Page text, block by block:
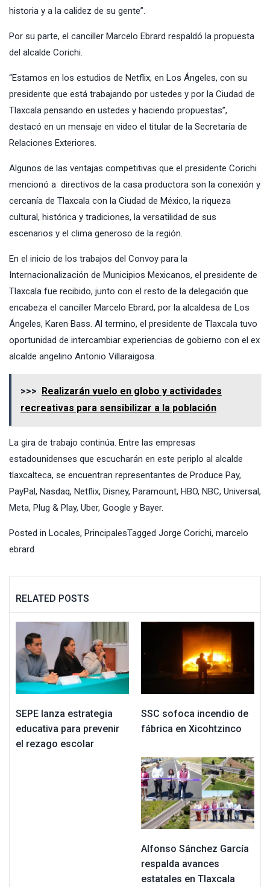
historia y a la calidez de su gente”.
Por su parte, el canciller Marcelo Ebrard respaldó la propuesta
del alcalde Corichi.
“Estamos en los estudios de Netflix, en Los Ángeles, con su
presidente que está trabajando por ustedes y por la Ciudad de
Tlaxcala pensando en ustedes y haciendo propuestas”,
destacó en un mensaje en video el titular de la Secretaría de
Relaciones Exteriores.
Algunos de las ventajas competitivas que el presidente Corichi
mencionó a directivos de la casa productora son la conexión y
cercanía de Tlaxcala con la Ciudad de México, la riqueza
cultural, histórica y tradiciones, la versatilidad de sus
escenarios y el clima generoso de la región.
En el inicio de los trabajos del Convoy para la
Internacionalización de Municipios Mexicanos, el presidente de
Tlaxcala fue recibido, junto con el resto de la delegación que
encabeza el canciller Marcelo Ebrard, por la alcaldesa de Los
Ángeles, Karen Bass. Al termino, el presidente de Tlaxcala tuvo
oportunidad de intercambiar experiencias de gobierno con el ex
alcalde angelino Antonio Villaraigosa.
>>>
Realizarán vuelo en globo y actividades
recreativas para sensibilizar a la población
La gira de trabajo continúa. Entre las empresas
estadounidenses que escucharán en este periplo al alcalde
tlaxcalteca, se encuentran representantes de Produce Pay,
PayPal, Nasdaq, Netflix, Disney, Paramount, HBO, NBC, Universal,
Meta, Plug & Play, Uber, Google y Bayer.
Posted in Locales, PrincipalesTagged Jorge Corichi, marcelo
ebrard
RELATED POSTS
SEPE lanza estrategia
educativa para prevenir
el rezago escolar
SSC sofoca incendio de
fábrica en Xicohtzinco
Alfonso Sánchez García
respalda avances
estatales en Tlaxcala